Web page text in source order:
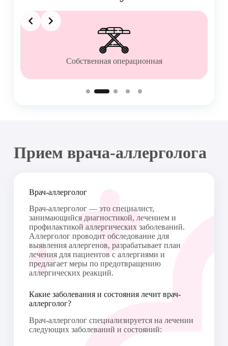
Собственная операционная
Slide 2 of 5
Прием врача-аллерголога
Врач-аллерголог
Врач-аллерголог — это специалист,
занимающийся диагностикой, лечением и
профилактикой аллергических заболеваний.
Аллерголог проводит обследование для
выявления аллергенов, разрабатывает план
лечения для пациентов с аллергиями и
предлагает меры по предотвращению
аллергических реакций.
Какие заболевания и состояния лечит врач-
аллерголог?
Врач-аллерголог специализируется на лечении
следующих заболеваний и состояний: